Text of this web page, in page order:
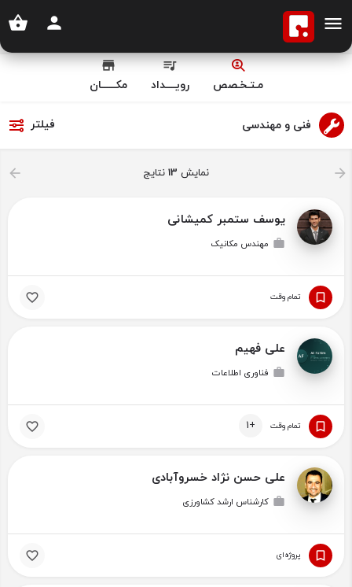
مـتـخـصص رویــــداد مکــــــان
فنی و مهندسی فیلتر
نمایش 13 نتایج
یوسف ستمبر کمیشانی
مهندس مکانیک
تمام وقت
علی فهیم
فناوری اطلاعات
تمام وقت +1
علی حسن نژاد خسروآبادی
کارشناس ارشد کشاورزی
پروژه‌ای